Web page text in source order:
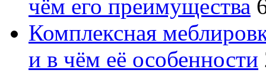
чём его преимущества
Комплексная
и в чём её особенности